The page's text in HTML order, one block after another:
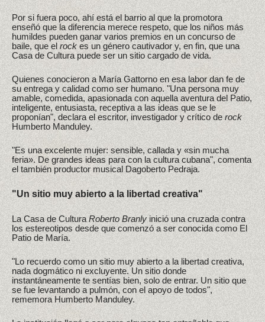
Por si fuera poco, ahí está el barrio al que la promotora
enseñó que la diferencia merece respeto, que los niños más
humildes pueden ganar varios premios en un concurso de
baile, que el rock es un género cautivador y, en fin, que una
Casa de Cultura puede ser un sitio cargado de vida.
Quienes conocieron a María Gattorno en esa labor dan fe de
su entrega y calidad como ser humano. "Una persona muy
amable, comedida, apasionada con aquella aventura del Patio,
inteligente, entusiasta, receptiva a las ideas que se le
proponían", declara el escritor, investigador y crítico derock
Humberto Manduley.
"Es una excelente mujer: sensible, callada y «sin mucha
feria». De grandes ideas para con la cultura cubana", comenta
el también productor musical Dagoberto Pedraja.
"Un sitio muy abierto a la libertad creativa"
La Casa de CulturaRoberto Branlyinició una cruzada contra
los estereotipos desde que comenzó a ser conocida como El
Patio de María.
"Lo recuerdo como un sitio muy abierto a la libertad creativa,
nada dogmático ni excluyente. Un sitio donde
instantáneamente te sentías bien, solo de entrar. Un sitio que
se fue levantando a pulmón, con el apoyo de todos",
rememora Humberto Manduley.